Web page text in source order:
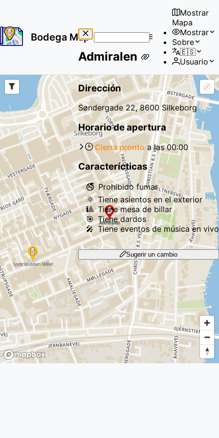
Bodega Map
results
Mostrar
Mapa
Mostrar
Sobre
🇪🇸
Usuario
Admiralen
Dirección
Søndergade 22, 8600 Silkeborg
Horario de apertura
Cierra pronto a las00:00
Caracterícticas
🚭 Prohibido fumar
🌞 Tiene asientos en el exterior
🎱 Tiene mesa de billar
🎯 Tiene dardos
🎤 Tiene eventos de música en vivo
Sugerir un cambio